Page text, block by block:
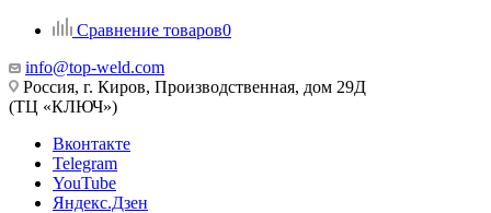
Сравнение товаров0
info@top-weld.com
Россия, г. Киров, Производственная, дом 29Д
(ТЦ «КЛЮЧ»)
Вконтакте
Telegram
YouTube
Яндекс.Дзен